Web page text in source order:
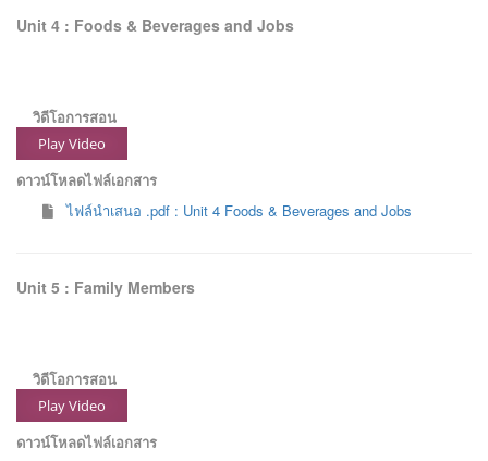
Unit 4 : Foods & Beverages and Jobs
วิดีโอการสอน
Play Video
ดาวน์โหลดไฟล์เอกสาร
ไฟล์นำเสนอ .pdf : Unit 4 Foods & Beverages and Jobs
Unit 5 : Family Members
วิดีโอการสอน
Play Video
ดาวน์โหลดไฟล์เอกสาร